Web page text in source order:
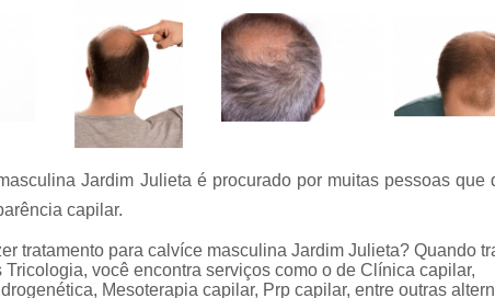
Clinica Especializada em
Clinica
Mesoterapia Capilar
Jardim Julieta é procurado por muitas pessoas que
capilar.
tratamento para calvíce masculina Jardim Julieta? Quando
você encontra serviços como o de Clínica capilar,
Mesoterapia capilar, Prp capilar, entre outras